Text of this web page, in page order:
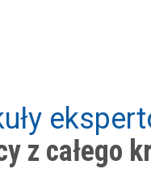
z całego